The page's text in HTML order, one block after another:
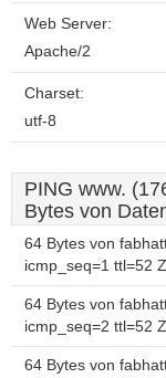
Web Server:
Apache/2
Charset:
utf-8
PING www.
Bytes von
64 Bytes von
icmp_seq=1 ttl=52
64 Bytes von
icmp_seq=2 ttl=52
64 Bytes von